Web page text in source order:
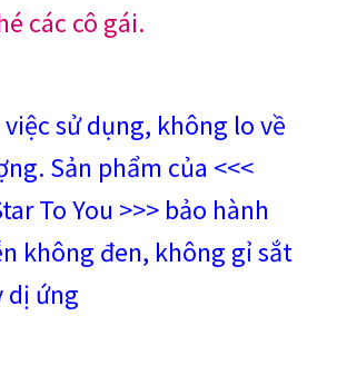
các cô gái.
việc sử dụng, không lo về
Sản phẩm của <<<
To You >>> bảo hành
không đen, không gỉ sắt
dị ứng